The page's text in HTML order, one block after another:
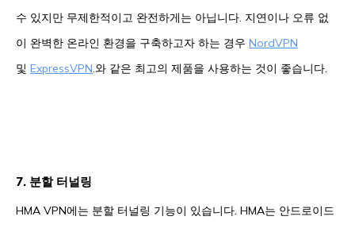
수 있지만 무제한적이고 완전하게는 아닙니다. 지연이나 오류 없
이 완벽한 온라인 환경을 구축하고자 하는 경우 NordVPN
및 ExpressVPN.와 같은 최고의 제품을 사용하는 것이 좋습니다.
7. 분할 터널링
HMA VPN에는 분할 터널링 기능이 있습니다. HMA는 안드로이드